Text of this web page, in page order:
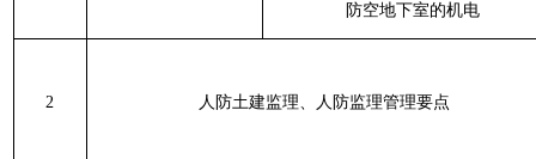
防空地下室的机电
2 人防土建监理、人防监理管理要点